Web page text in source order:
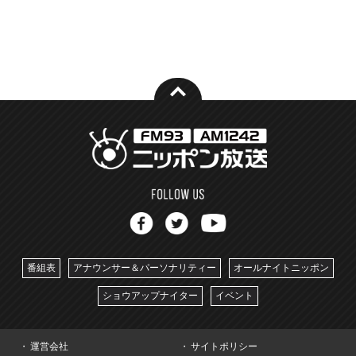
番組表 アナウンサー＆パーソナリティー オールナイトニッポン
ショウアップナイター イベント
運営会社 サイトポリシー